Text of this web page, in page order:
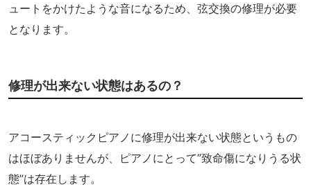
ュートをかけたような音になるため、弦交換の修理が必要
となります。
修理が出来ない状態はあるの？
アコースティックピアノに修理が出来ない状態というもの
はほぼありませんが、ピアノにとって”致命傷になりうる状
態”は存在します。